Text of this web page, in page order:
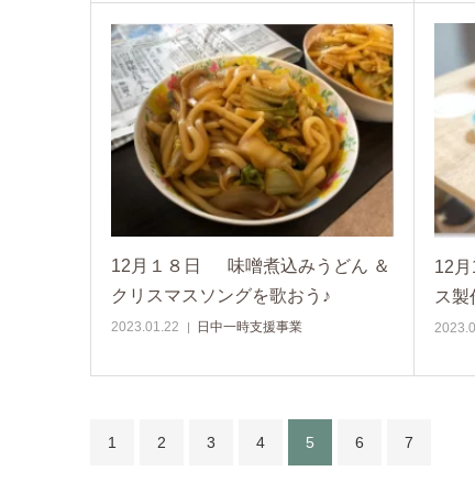
12月１８日 味噌煮込みうどん ＆
クリスマスソングを歌おう♪
2023.01.22 日中一時支援事業
12
ス製
1 2 3 4 5 6 7